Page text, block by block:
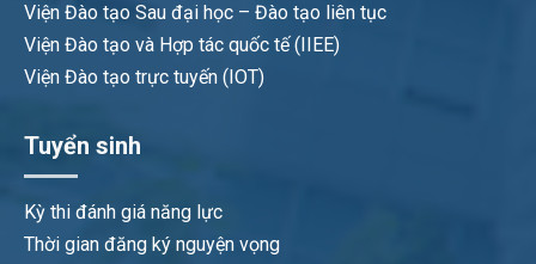
Viện Đào tạo Sau đại học – Đào tạo liên tục
Viện Đào tạo và Hợp tác quốc tế (IIEE)
Viện Đào tạo trực tuyến (IOT)
Tuyển sinh
Kỳ thi đánh giá năng lực
Thời gian đăng ký nguyện vọng